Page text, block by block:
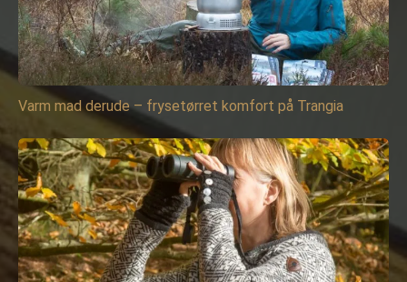
Varm mad derude – frysetørret komfort på Trangia